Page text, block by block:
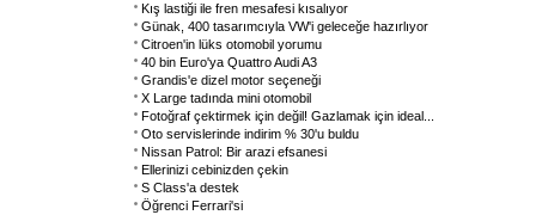
Kış lastiği ile fren mesafesi kısalıyor
Günak, 400 tasarımcıyla VW'i geleceğe hazırlıyor
Citroen'in lüks otomobil yorumu
40 bin Euro'ya Quattro Audi A3
Grandis'e dizel motor seçeneği
X Large tadında mini otomobil
Fotoğraf çektirmek için değil! Gazlamak için ideal...
Oto servislerinde indirim % 30'u buldu
Nissan Patrol: Bir arazi efsanesi
Ellerinizi cebinizden çekin
S Class'a destek
Öğrenci Ferrari'si